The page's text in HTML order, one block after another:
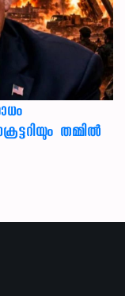
തമ്മിൽ